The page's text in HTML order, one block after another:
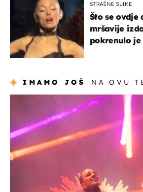
STRAŠNE SLIKE
Što se ovdje
mršavije
pokrenulo je
IMAMO JOŠ NA OVU